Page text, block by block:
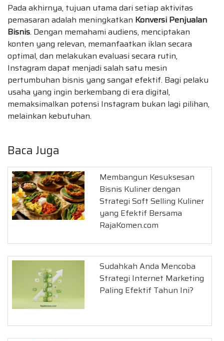
Pada akhirnya, tujuan utama dari setiap aktivitas
pemasaran adalah meningkatkan Konversi Penjualan
Bisnis. Dengan memahami audiens, menciptakan
konten yang relevan, memanfaatkan iklan secara
optimal, dan melakukan evaluasi secara rutin,
Instagram dapat menjadi salah satu mesin
pertumbuhan bisnis yang sangat efektif. Bagi pelaku
usaha yang ingin berkembang di era digital,
memaksimalkan potensi Instagram bukan lagi pilihan,
melainkan kebutuhan.
Baca Juga
Membangun Kesuksesan
Bisnis Kuliner dengan
Strategi Soft Selling Kuliner
yang Efektif Bersama
RajaKomen.com
Sudahkah Anda Mencoba
Strategi Internet Marketing
Paling Efektif Tahun Ini?